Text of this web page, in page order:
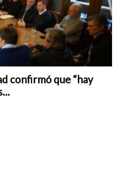
confirmó que “hay